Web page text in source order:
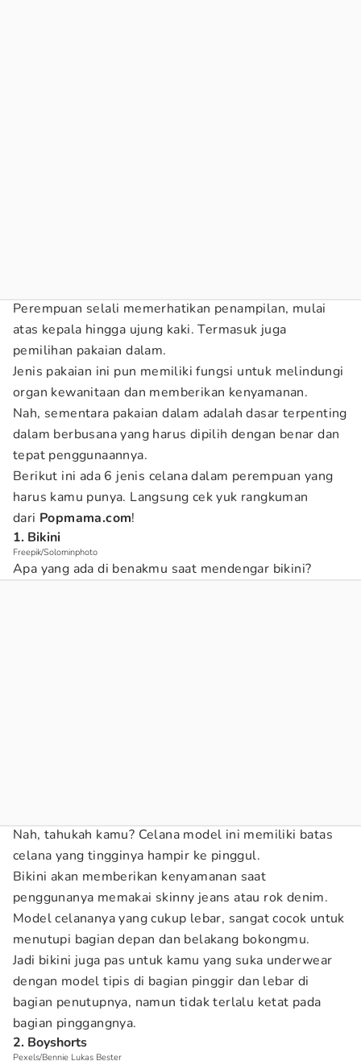
Perempuan selali memerhatikan penampilan, mulai
atas kepala hingga ujung kaki. Termasuk juga
pemilihan pakaian dalam.
Jenis pakaian ini pun memiliki fungsi untuk melindungi
organ kewanitaan dan memberikan kenyamanan.
Nah, sementara pakaian dalam adalah dasar terpenting
dalam berbusana yang harus dipilih dengan benar dan
tepat penggunaannya.
Berikut ini ada 6 jenis celana dalam perempuan yang
harus kamu punya. Langsung cek yuk rangkuman
dari Popmama.com!
1. Bikini
Freepik/Solominphoto
Apa yang ada di benakmu saat mendengar bikini?
Nah, tahukah kamu? Celana model ini memiliki batas
celana yang tingginya hampir ke pinggul.
Bikini akan memberikan kenyamanan saat
penggunanya memakai skinny jeans atau rok denim.
Model celananya yang cukup lebar, sangat cocok untuk
menutupi bagian depan dan belakang bokongmu.
Jadi bikini juga pas untuk kamu yang suka underwear
dengan model tipis di bagian pinggir dan lebar di
bagian penutupnya, namun tidak terlalu ketat pada
bagian pinggangnya.
2. Boyshorts
Pexels/Bennie Lukas Bester